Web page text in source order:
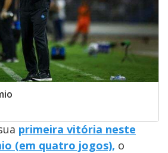
primeira vitória neste
(em quatro jogos), o